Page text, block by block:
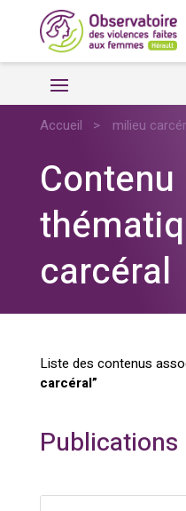
Accueil > milieu
Contenu
carcéral
Liste des contenus
carcéral”